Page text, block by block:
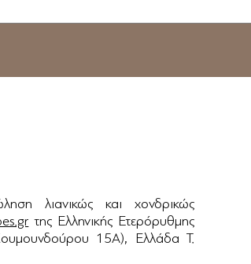
λιανικώς και χονδρικώς
της Ελληνικής Ετερόρυθμης
15Α), Ελλάδα Τ.